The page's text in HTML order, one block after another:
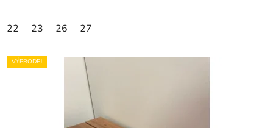
22 23 26 27
VÝPRODEJ